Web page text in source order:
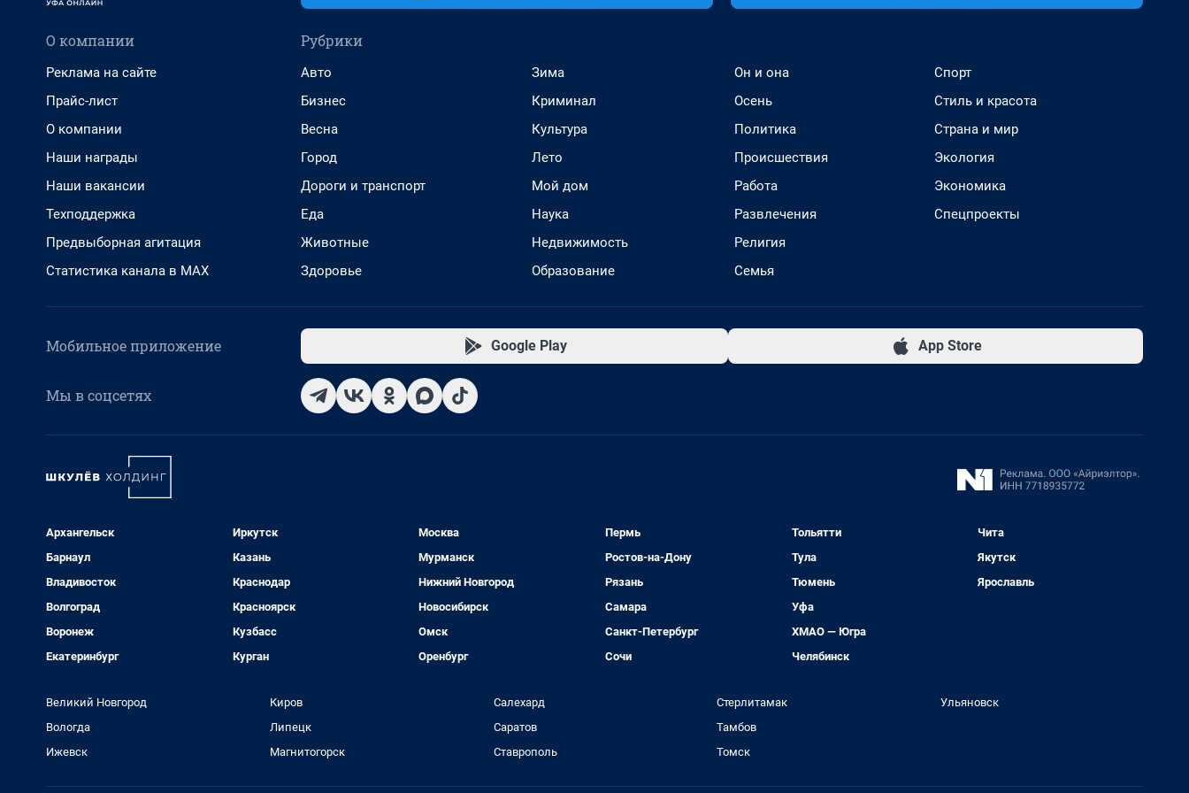
О компании
Реклама на сайте
Прайс-лист
О компании
Наши награды
Наши вакансии
Техподдержка
Предвыборная агитация
Статистика канала в MAX
Рубрики
Авто
Бизнес
Весна
Город
Дороги и транспорт
Еда
Животные
Здоровье
Зима
Криминал
Культура
Лето
Мой дом
Наука
Недвижимость
Образование
Он и она
Осень
Политика
Происшествия
Работа
Развлечения
Религия
Семья
Спорт
Стиль и красота
Страна и мир
Экология
Экономика
Спецпроекты
Мобильное приложение Google Play App Store
Мы в соцсетях
Архангельск
Барнаул
Владивосток
Волгоград
Воронеж
Екатеринбург
Иркутск
Казань
Краснодар
Красноярск
Кузбасс
Курган
Москва
Мурманск
Нижний Новгород
Новосибирск
Омск
Оренбург
Пермь
Ростов-на-Дону
Рязань
Самара
Санкт-Петербург
Сочи
Тольятти
Тула
Тюмень
Уфа
ХМАО — Югра
Челябинск
Чита
Якутск
Ярославль
Великий Новгород
Вологда
Ижевск
Киров
Липецк
Магнитогорск
Салехард
Саратов
Ставрополь
Стерлитамак
Тамбов
Томск
Ульяновск